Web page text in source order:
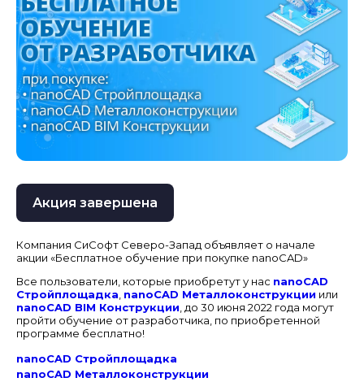
Акция завершена
Компания СиСофт Северо-Запад объявляет о начале
акции «Бесплатное обучение при покупке nanoCAD»
Все пользователи, которые приобретут у нас nanoCAD
Стройплощадка, nanoCAD Металлоконструкции или
nanoCAD BIM Конструкции, до 30 июня 2022 года могут
пройти обучение от разработчика, по приобретенной
программе бесплатно!
nanoCAD Стройплощадка
nanoCAD Металлоконструкции